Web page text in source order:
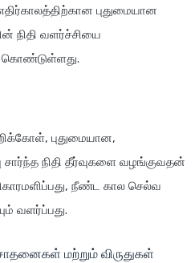
புதுமையான
நிதி வளர்ச்சியை
கொண்டுள்ளது.
புதுமையான,
சார்ந்த நிதி தீர்வுகளை வழங்குவதன்
நீண்ட கால செல்வ
வளர்ப்பது.
மற்றும் விருதுகள்